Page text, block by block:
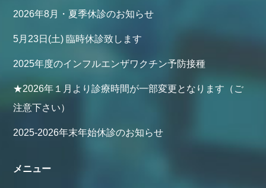
2026年8月・夏季休診のお知らせ
5月23日(土) 臨時休診致します
2025年度のインフルエンザワクチン予防接種
★2026年１月より診療時間が一部変更となります（ご
注意下さい）
2025-2026年末年始休診のお知らせ
メニュー